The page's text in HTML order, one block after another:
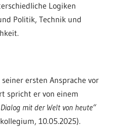
Logiken
Politik, Technik und
ersten Ansprache vor
spricht er von einem
mit der Welt von heute“
10.05.2025).